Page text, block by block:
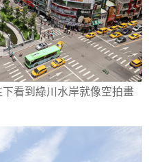
看到綠川水岸就像空拍畫